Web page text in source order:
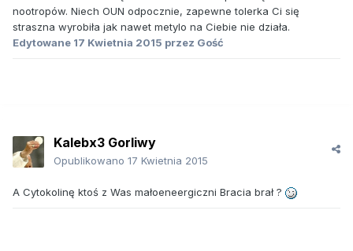
nootropów. Niech OUN odpocznie, zapewne tolerka Ci się
straszna wyrobiła jak nawet metylo na Ciebie nie działa.
Edytowane 17 Kwietnia 2015 przez Gość
Kalebx3 Gorliwy
Opublikowano 17 Kwietnia 2015
A Cytokolinę ktoś z Was małoeneergiczni Bracia brał ?